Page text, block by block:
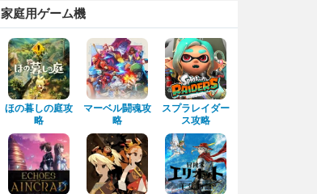
家庭用ゲーム機
ほの暮しの庭攻
略
マーベル闘魂攻
略
スプラレイダー
ス攻略